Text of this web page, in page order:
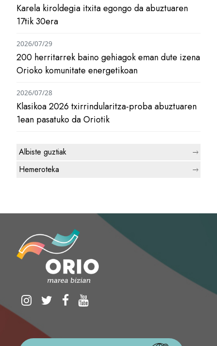
Karela kiroldegia itxita egongo da abuztuaren
17tik 30era
200 herritarrek baino gehiagok eman dute izena
Orioko komunitate energetikoan
2026/07/29
Klasikoa 2026 txirrindularitza-proba abuztuaren
1ean pasatuko da Oriotik
2026/07/28
Albiste guztiak
Hemeroteka